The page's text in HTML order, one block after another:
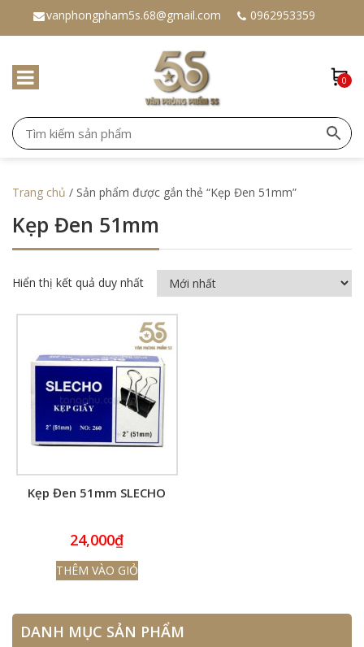
vanphongpham5s.68@gmail.com 0962953359
0
Trang chủ / Sản phẩm được gắn thẻ “Kẹp Đen 51mm”
Kẹp Đen 51mm
Hiển thị kết quả duy nhất
Kẹp Đen 51mm SLECHO
24,000₫
THÊM VÀO GIỎ
DANH MỤC SẢN PHẨM